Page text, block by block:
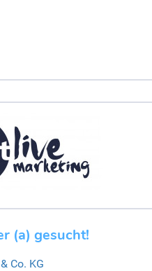
(a) gesucht!
Co. KG